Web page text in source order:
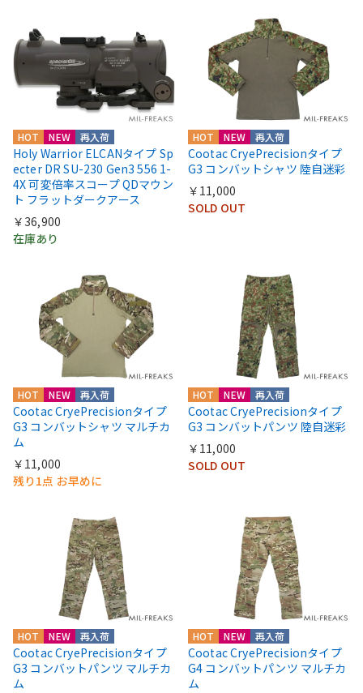
HOT NEW 再入荷
Holy Warrior ELCANタイプ Sp
ecter DR SU-230 Gen3 556 1-
4X 可変倍率スコープ QDマウン
ト フラットダークアース
￥36,900
在庫あり
HOT NEW 再入荷
Cootac CryePrecisionタイプ
G3 コンバットシャツ 陸自迷彩
￥11,000
SOLD OUT
HOT NEW 再入荷
Cootac CryePrecisionタイプ
G3 コンバットシャツ マルチカ
ム
￥11,000
残り1点 お早めに
HOT NEW 再入荷
Cootac CryePrecisionタイプ
G3 コンバットパンツ 陸自迷彩
￥11,000
SOLD OUT
HOT NEW 再入荷
Cootac CryePrecisionタイプ
G3 コンバットパンツ マルチカ
ム
HOT NEW 再入荷
Cootac CryePrecisionタイプ
G4 コンバットパンツ マルチカ
ム